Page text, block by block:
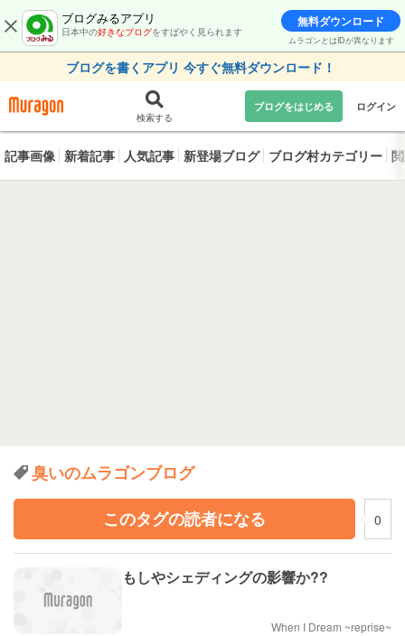
ブログみるアプリ
日本中の好きなブログをすばやく見られます
無料ダウンロード
ムラゴンとはIDが異なります
ブログを書くアプリ 今すぐ無料ダウンロード！
検索する
ブログをはじめる ログイン
記事画像 新着記事 人気記事 新登場ブログ ブログ村カテゴリー
臭いのムラゴンブログ
このタグの読者になる
0
もしやシェディングの影響か??
When I Dream ~reprise~